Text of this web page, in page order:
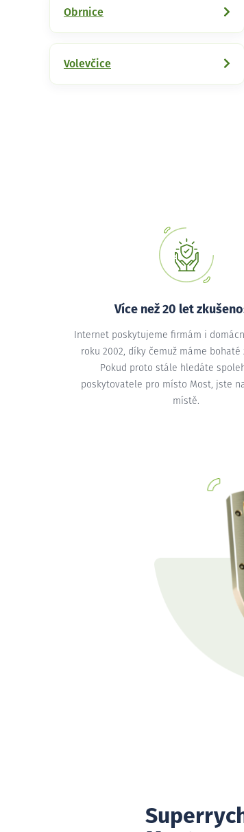
Obrnice
Volevčice
Více než 20 let
Internet poskytujeme firmám i
roku 2002, díky čemuž máme bohaté
Pokud proto stále hledáte
poskytovatele pro místo Most, jste
místě.